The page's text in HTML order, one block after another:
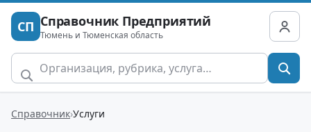
СП Справочник Предприятий
Тюмень и Тюменская область
Справочник Услуги